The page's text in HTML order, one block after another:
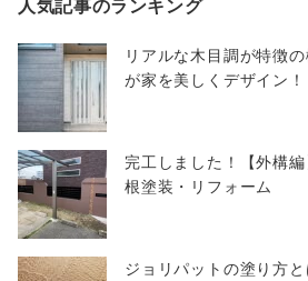
人気記事のランキング
リアルな木目調が特徴
が家を美しくデザイン！
完工しました！【外構
根塗装・リフォーム
ジョリパットの塗り方